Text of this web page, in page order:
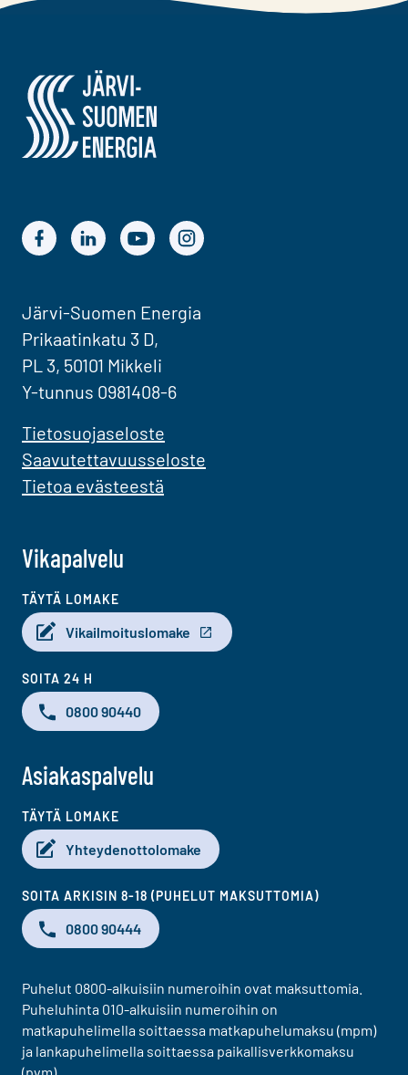
Järvi-Suomen Energia
Järvi-Suomen Energian Facebook
Järvi-Suomen Energian LinkedIn
Järvi-Suomen Energian YouTube
Järvi-Suomen Energian Instagram
Järvi-Suomen Energia
Prikaatinkatu 3 D,
PL 3, 50101 Mikkeli
Y-tunnus 0981408-6
Tietosuojaseloste
Saavutettavuusseloste
Tietoa evästeestä
Vikapalvelu
TÄYTÄ LOMAKE
Vikailmoituslomake
SOITA 24 H
0800 90440
Asiakaspalvelu
TÄYTÄ LOMAKE
Yhteydenottolomake
SOITA ARKISIN 8-18 (PUHELUT MAKSUTTOMIA)
0800 90444
Puhelut 0800-alkuisiin numeroihin ovat maksuttomia.
Puheluhinta 010-alkuisiin numeroihin on
matkapuhelimella soittaessa matkapuhelumaksu (mpm)
ja lankapuhelimella soittaessa paikallisverkkomaksu